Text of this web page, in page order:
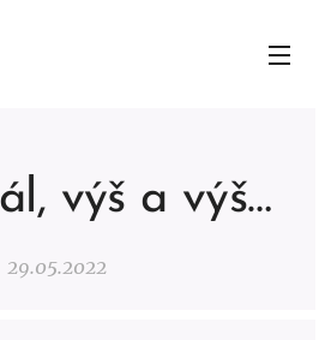
výš a výš…
29.05.2022